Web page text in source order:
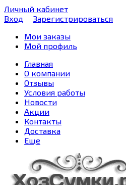
Личный кабинет
Вход
Зарегистрироваться
Мои заказы
Мой профиль
Главная
О компании
Отзывы
Условия работы
Новости
Акции
Контакты
Доставка
Еще